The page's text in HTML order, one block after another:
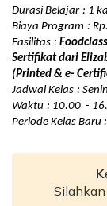
Durasi Belajar : 1
Biaya Program :
Fasilitas :
Sertifikat dari
(Printed & e-
Jadwal Kelas :
Waktu : 10.00  -
Periode Kelas Baru